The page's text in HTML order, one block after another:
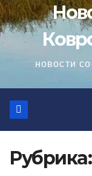
новости
Рубрика: